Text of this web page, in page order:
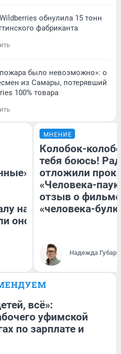
обнулила 15 тонн
фабриканта
было невозможно»: о
из Самары, потерявший
100% товара
на
оно
МНЕНИЕ
Колобок-
тебя боюсь!
отложили
«Человека-
отзыв о
«человека-
Надежда Губарь
всё»:
уфимской
по зарплате и